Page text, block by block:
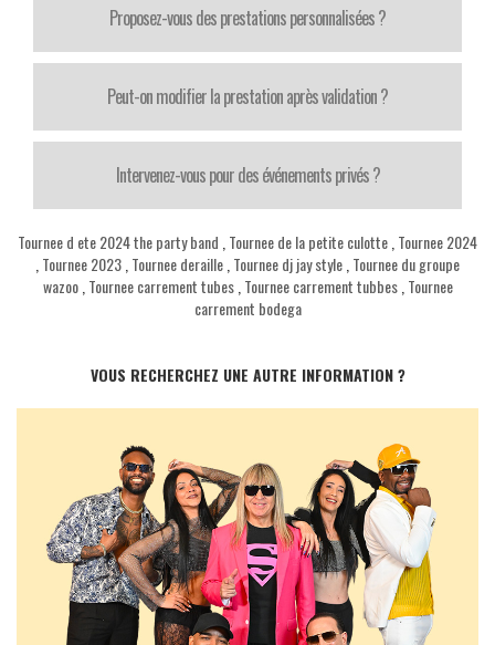
Proposez-vous des prestations personnalisées ?
Peut-on modifier la prestation après validation ?
Intervenez-vous pour des événements privés ?
Tournee d ete 2024 the party band Tournee de la petite culotte Tournee 2024
Tournee 2023 Tournee deraille Tournee dj jay style Tournee du groupe
wazoo, Tournee carrement tubes, Tournee carrement tubbes, Tournee
carrement bodega
VOUS RECHERCHEZ UNE AUTRE INFORMATION ?